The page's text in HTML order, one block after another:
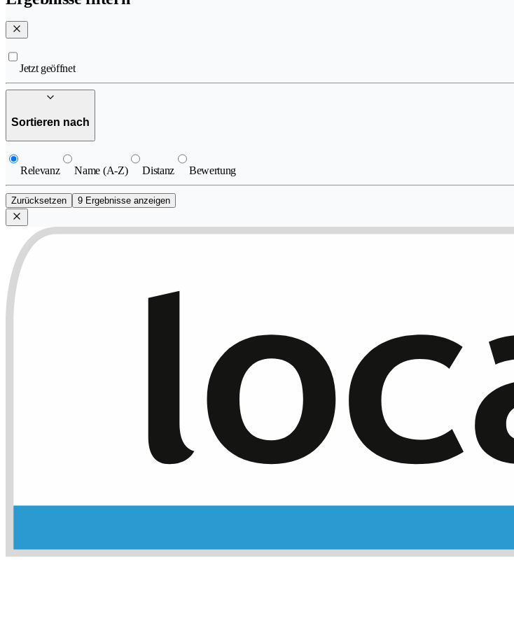
Jetzt geöffnet
Sortieren nach
Relevanz Name (A-Z) Distanz Bewertung
Zurücksetzen 9 Ergebnisse anzeigen